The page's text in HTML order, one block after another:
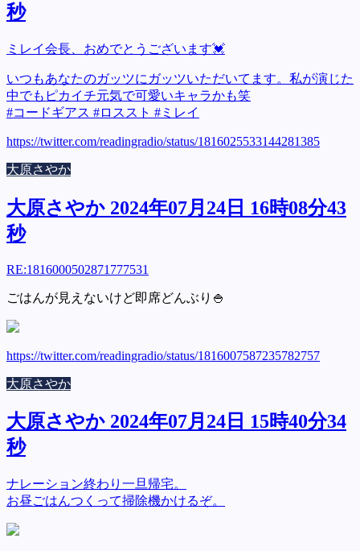
秒
ミレイ会長、おめでとうございます💓
いつもあなたのガッツにガッツいただいてます。私が演じた
中でもピカイチ元気で可愛いキャラかも笑
#コードギアス #ロススト #ミレイ
https://twitter.com/readingradio/status/1816025533144281385
大原さやか
大原さやか 2024年07月24日 16時08分43
秒
RE:1816000502871777531
ごはんが見えないけど即席どんぶり🍚
https://twitter.com/readingradio/status/1816007587235782757
大原さやか
大原さやか 2024年07月24日 15時40分34
秒
ナレーション終わり一旦帰宅。
お昼ごはんつくって掃除機かけるぞ。